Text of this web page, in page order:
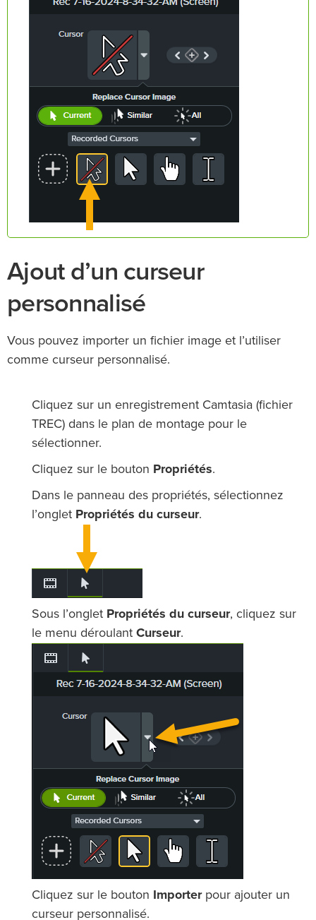
Ajout d’un curseur
personnalisé
Vous pouvez importer un fichier image et l’utiliser
comme curseur personnalisé.
Cliquez sur un enregistrement Camtasia (fichier
TREC) dans le plan de montage pour le
sélectionner.
Cliquez sur le bouton Propriétés.
Dans le panneau des propriétés, sélectionnez
l’onglet Propriétés du curseur.
Sous l’onglet Propriétés du curseur, cliquez sur
le menu déroulant Curseur.
Cliquez sur le bouton Importerpour ajouter un
curseur personnalisé.